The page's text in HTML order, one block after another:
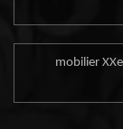
mobilier